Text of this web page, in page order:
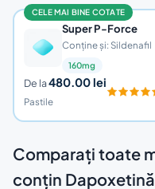
CELE MAI BINE COTATE
Super P-Force
Conține și: Sildenafil
160mg
De la480.00 lei
Pastile
Comparați toate
conțin Dapoxetină